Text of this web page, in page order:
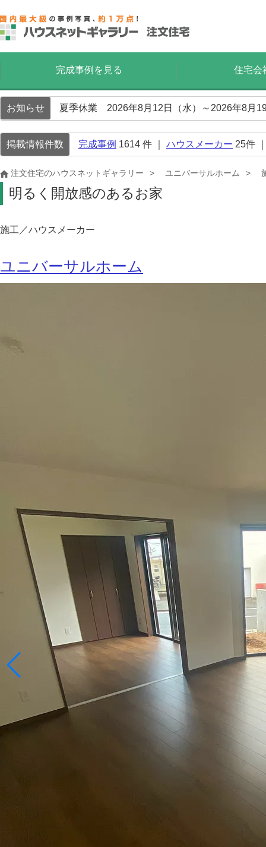
完成事例を見る 住宅会
お知らせ 夏季休業 2026年8月12日（水）～2026年8月
掲載情報件数 完成事例 1614 件 ｜ ハウスメーカー 25件
注文住宅のハウスネットギャラリー ユニバーサルホーム
明るく開放感のあるお家
施工／ハウスメーカー
ユニバーサルホーム